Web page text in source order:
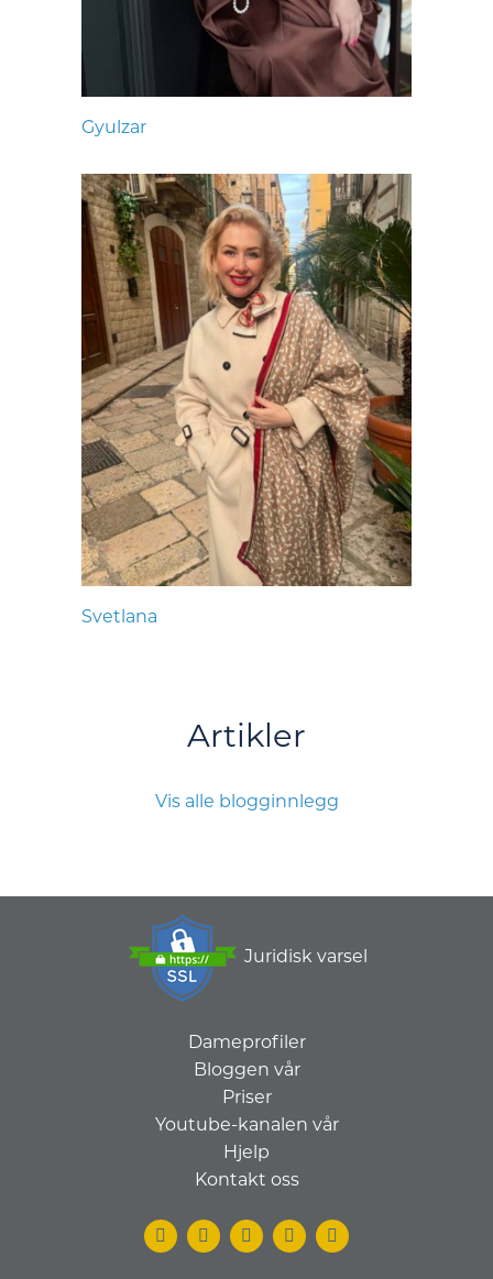
Gyulzar
Svetlana
Artikler
Vis alle blogginnlegg
Juridisk varsel
Dameprofiler
Bloggen vår
Priser
Youtube-kanalen vår
Hjelp
Kontakt oss